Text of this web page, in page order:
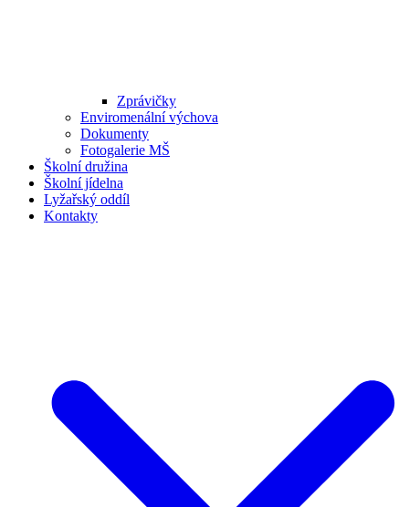
Zprávičky
Enviromenální výchova
Dokumenty
Fotogalerie MŠ
Školní družina
Školní jídelna
Lyžařský oddíl
Kontakty